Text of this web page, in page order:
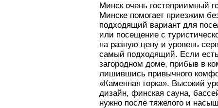
Минск очень гостеприимный
Минске помогает приезжим
подходящий вариант для
или посещение с
на разную цену и уровень
самый подходящий. Если
загородном доме, прибыв в
лишившись привычного
«Каменная горка». Высокий
дизайн, финская сауна,
нужно после тяжелого и